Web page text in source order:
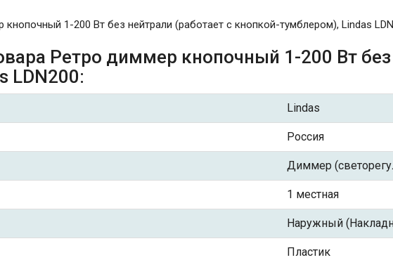
1-200 Вт без нейтрали (работает с кнопкой-тумблером), Lindas
Ретро диммер кнопочный 1-200 Вт
LDN200:
Lindas
Россия
Диммер
1 местная
Наружный
Пластик